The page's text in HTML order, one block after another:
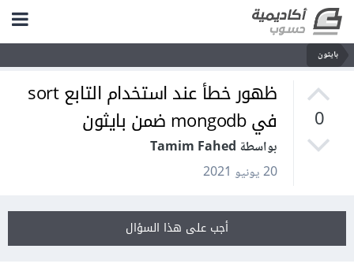
بايثون
0
ظهور خطأ عند استخدام التابع sort
في mongodb ضمن بايثون
بواسطة Tamim Fahed
20 يونيو 2021
أجب على هذا السؤال